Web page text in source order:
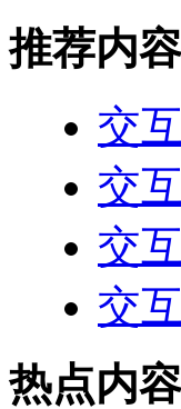
推荐内容
交
交
交
交
热点内容